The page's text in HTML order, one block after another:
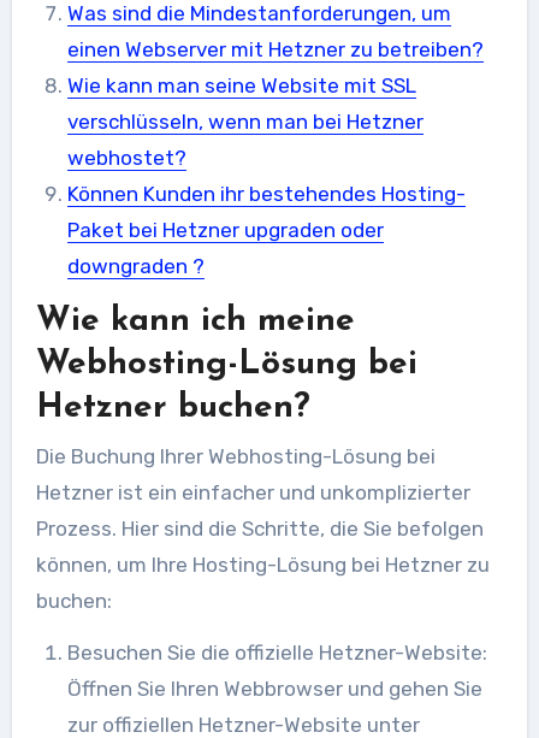
Was sind die Mindestanforderungen, um
einen Webserver mit Hetzner zu betreiben?
Wie kann man seine Website mit SSL
verschlüsseln, wenn man bei Hetzner
webhostet?
Können Kunden ihr bestehendes Hosting-
Paket bei Hetzner upgraden oder
downgraden ?
Wie kann ich meine
Webhosting-Lösung bei
Hetzner buchen?
Die Buchung Ihrer Webhosting-Lösung bei
Hetzner ist ein einfacher und unkomplizierter
Prozess. Hier sind die Schritte, die Sie befolgen
können, um Ihre Hosting-Lösung bei Hetzner zu
buchen:
Besuchen Sie die offizielle Hetzner-Website:
Öffnen Sie Ihren Webbrowser und gehen Sie
zur offiziellen Hetzner-Website unter